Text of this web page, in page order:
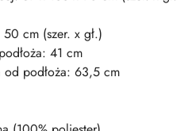
cm (szer. x gł.)
41 cm
od podłoża: 63,5 cm